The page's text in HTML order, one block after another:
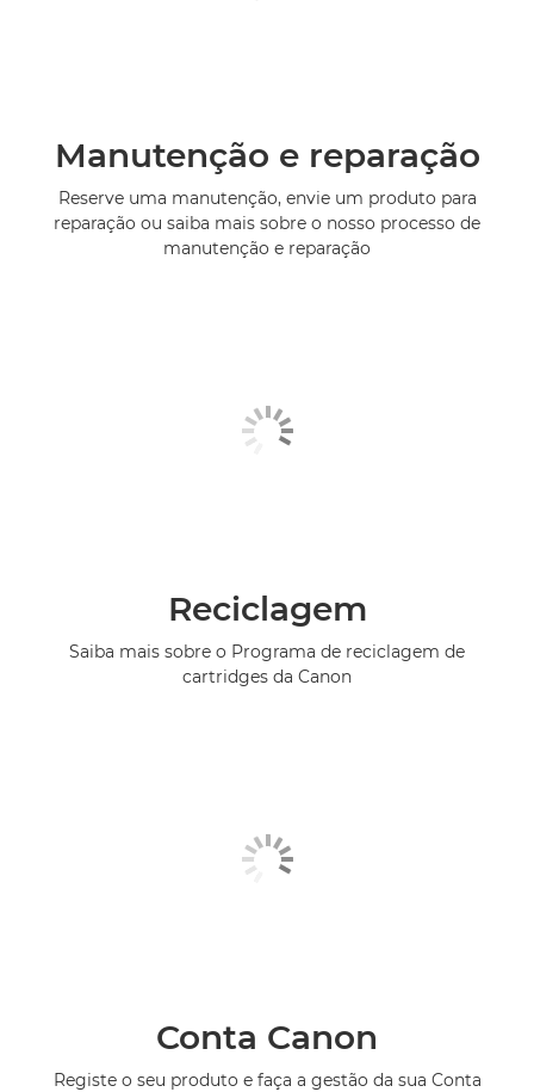
Manutenção e reparação
Reserve uma manutenção, envie um produto para
reparação ou saiba mais sobre o nosso processo de
manutenção e reparação
Reciclagem
Saiba mais sobre o Programa de reciclagem de
cartridges da Canon
Conta Canon
Registe o seu produto e faça a gestão da sua Conta